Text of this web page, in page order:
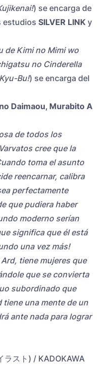
) se encarga de
estudios SILVER LINK y
de Kimi no Mimi wo
no Cinderella
Bu!) se encarga del
Daimaou, Murabito A
de todos los
cree que la
toma el asunto
reencarnar, calibra
perfectamente
que pudiera haber
moderno serían
significa que él está
una vez más!
tiene mujeres que
que se convierta
subordinado que
tiene una mente de un
ante nada para lograr
ラスト) / KADOKAWA